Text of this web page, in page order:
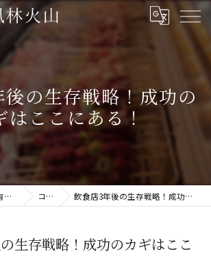
の生存戦略！成功の
はここにある！
福岡市の飲食は有限会社風林火山 コラム 飲食店3年後の生存戦略！成功のカギはここにある！
生存戦略！成功のカギはここ